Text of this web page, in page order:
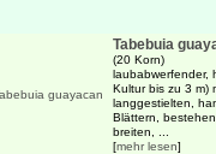
Tabebuia
(20 Korn)
laubabwerfender,
Kultur bis zu 3 m)
langgestielten,
Blättern,
breiten, ...
[mehr lesen]